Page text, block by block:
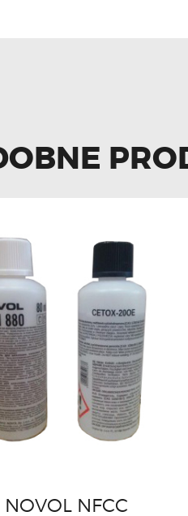
NOVOL NFCC